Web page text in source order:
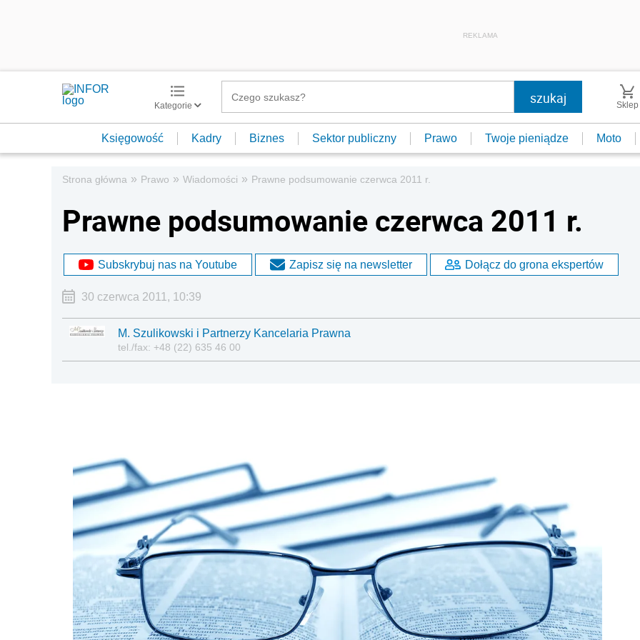
REKLAMA
Kategorie Sklep
Księgowość Kadry Biznes Sektor publiczny Prawo Twoje pieniądze Moto
Strona główna » Prawo » Wiadomości » Prawne podsumowanie czerwca 2011 r.
Prawne podsumowanie czerwca 2011 r.
Subskrybuj nas na Youtube Zapisz się na newsletter Dołącz do grona ekspertów
30 czerwca 2011, 10:39
M. Szulikowski i Partnerzy Kancelaria Prawna
tel./fax: +48 (22) 635 46 00